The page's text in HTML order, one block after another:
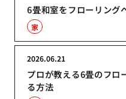
6畳和室をフローリング
家
プロが教える6畳のフロ
る方法
2026.06.21